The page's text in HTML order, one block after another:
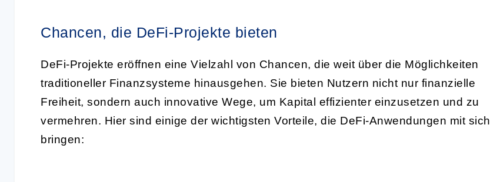
Chancen, die DeFi-Projekte bieten
DeFi-Projekte eröffnen eine Vielzahl von Chancen, die weit über die Möglichkeiten
traditioneller Finanzsysteme hinausgehen. Sie bieten Nutzern nicht nur finanzielle
Freiheit, sondern auch innovative Wege, um Kapital effizienter einzusetzen und zu
vermehren. Hier sind einige der wichtigsten Vorteile, die DeFi-Anwendungen mit sich
bringen: